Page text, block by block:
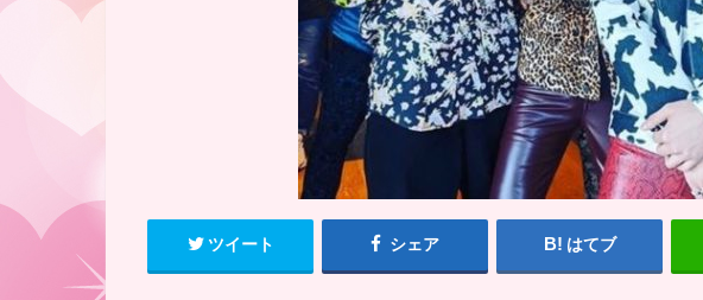
ツイート シェア はてブ